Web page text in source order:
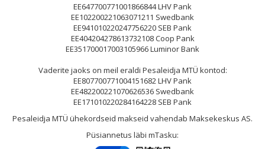
EE647700771001866844 LHV Pank
EE102200221063071211 Swedbank
EE941010220247756220 SEB Pank
EE404204278613732108 Coop Pank
EE351700017003105966 Luminor Bank
Vaderite jaoks on meil eraldi Pesaleidja MTÜ kontod:
EE807700771004151682 LHV Pank
EE482200221070626536 Swedbank
EE171010220284164228 SEB Pank
Pesaleidja MTÜ ühekordseid makseid vahendab Maksekeskus AS.
Püsiannetus läbi mTasku: